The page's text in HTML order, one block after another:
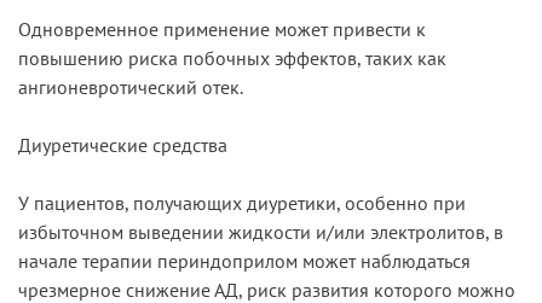
Одновременное применение может привести к
повышению риска побочных эффектов, таких как
ангионевротический отек.
Диуретические средства
У пациентов, получающих диуретики, особенно при
избыточном выведении жидкости и/или электролитов, в
начале терапии периндоприлом может наблюдаться
чрезмерное снижение АД, риск развития которого можно